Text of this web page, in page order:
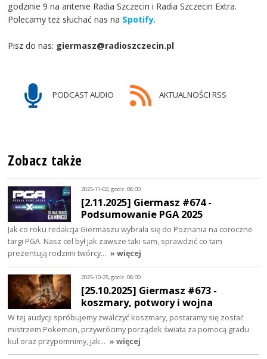
godzinie 9 na antenie Radia Szczecin i Radia Szczecin Extra.
Polecamy też słuchać nas na Spotify.
Pisz do nas: giermasz@radioszczecin.pl
PODCAST AUDIO AKTUALNOŚCI RSS
Zobacz także
2025-11-02, godz. 08:00
[2.11.2025] Giermasz #674 -
Podsumowanie PGA 2025
Jak co roku redakcja Giermaszu wybrała się do Poznania na coroczne
targi PGA. Nasz cel był jak zawsze taki sam, sprawdzić co tam
prezentują rodzimi twórcy… » więcej
2025-10-25, godz. 08:00
[25.10.2025] Giermasz #673 -
koszmary, potwory i wojna
W tej audycji spróbujemy zwalczyć koszmary, postaramy się zostać
mistrzem Pokemon, przywrócimy porządek świata za pomocą gradu
kul oraz przypomnimy, jak… » więcej